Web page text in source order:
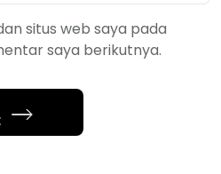
situs web saya pada
saya berikutnya.